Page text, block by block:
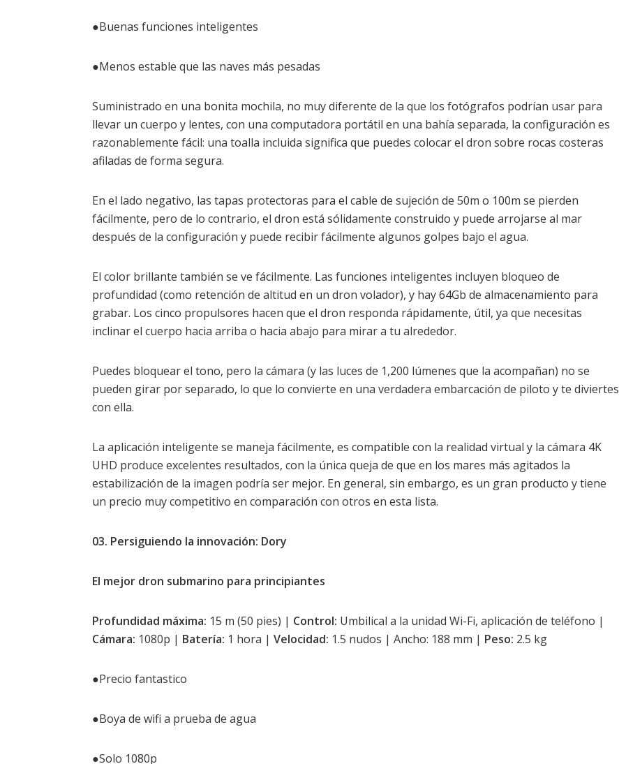
●Buenas funciones inteligentes
●Menos estable que las naves más pesadas
Suministrado en una bonita mochila, no muy diferente de la que los fotógrafos podrían usar para
llevar un cuerpo y lentes, con una computadora portátil en una bahía separada, la configuración es
razonablemente fácil: una toalla incluida significa que puedes colocar el dron sobre rocas costeras
afiladas de forma segura.
En el lado negativo, las tapas protectoras para el cable de sujeción de 50m o 100m se pierden
fácilmente, pero de lo contrario, el dron está sólidamente construido y puede arrojarse al mar
después de la configuración y puede recibir fácilmente algunos golpes bajo el agua.
El color brillante también se ve fácilmente. Las funciones inteligentes incluyen bloqueo de
profundidad (como retención de altitud en un dron volador), y hay 64Gb de almacenamiento para
grabar. Los cinco propulsores hacen que el dron responda rápidamente, útil, ya que necesitas
inclinar el cuerpo hacia arriba o hacia abajo para mirar a tu alrededor.
Puedes bloquear el tono, pero la cámara (y las luces de 1,200 lúmenes que la acompañan) no se
pueden girar por separado, lo que lo convierte en una verdadera embarcación de piloto y te diviertes
con ella.
La aplicación inteligente se maneja fácilmente, es compatible con la realidad virtual y la cámara 4K
UHD produce excelentes resultados, con la única queja de que en los mares más agitados la
estabilización de la imagen podría ser mejor. En general, sin embargo, es un gran producto y tiene
un precio muy competitivo en comparación con otros en esta lista.
03. Persiguiendo la innovación: Dory
El mejor dron submarino para principiantes
Profundidad máxima: 15 m (50 pies) | Control: Umbilical a la unidad Wi-Fi, aplicación de teléfono |
Cámara: 1080p | Batería: 1 hora | Velocidad: 1.5 nudos | Ancho: 188 mm | Peso: 2.5 kg
●Precio fantastico
●Boya de wifi a prueba de agua
●Solo 1080p